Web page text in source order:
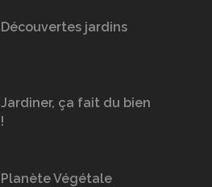
Découvertes jardins
Jardiner, ça fait du bien
!
Planète Végétale